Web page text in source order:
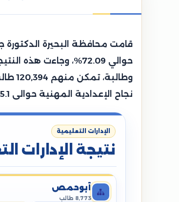
نجاح الإعدادية المهنية حوالى 75.1%، أما الإعدادية الصم وضعاف السمع حوالي 88.5%، بينما سجلت إعدادية المكفوفين نسبة 88.9%.
الإدارات التعليمية
نتيجة الإدارات
أبوحمص
8,773 طالب